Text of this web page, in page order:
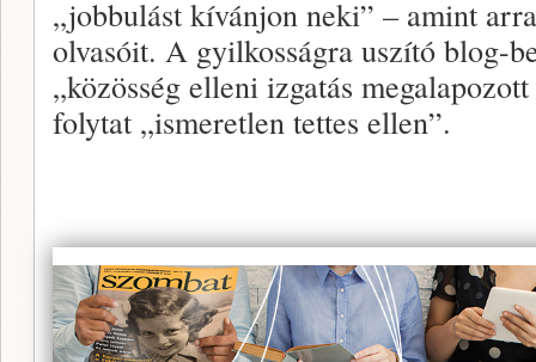
„jobbulást kívánjon neki” – amint
olvasóit. A gyilkosságra uszító blog-
„közösség elleni izgatás
folytat „ismeretlen tettes ellen”.